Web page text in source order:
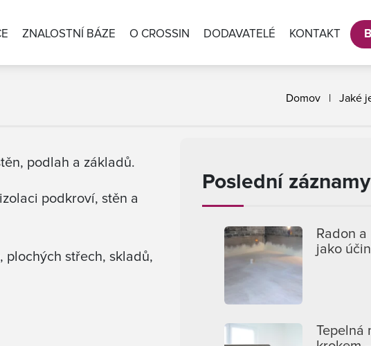
ZNALOSTNÍ BÁZE O CROSSIN DODAVATELÉ KONTAKT
Domov Jaké
podlah a základů.
podkroví, stěn a
plochých střech, skladů,
Poslední záznamy
Radon
jako
Tepelná